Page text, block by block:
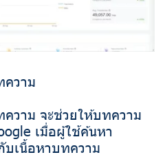
ความ
วาม จะช่วยให้บทความ
เมื่อผู้ใช้ค้นหา
บเนื้อหาบทความ